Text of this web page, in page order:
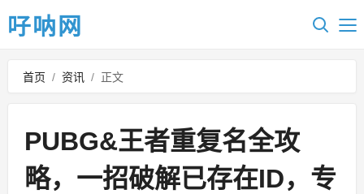
吇呐网
首页 / 资讯 / 正文
PUBG&王者重复名全攻
略，一招破解已存在ID，专